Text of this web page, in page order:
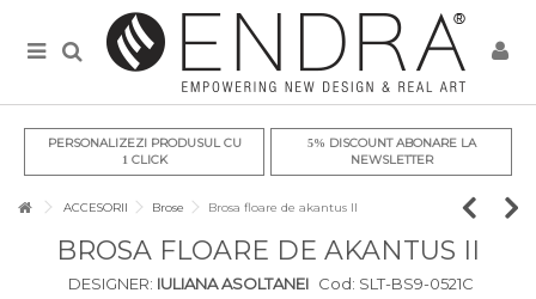
PERSONALIZEZI PRODUSUL CU
1CLICK
5% DISCOUNT ABONARE LA
NEWSLETTER
ACCESORII Brose Brosa floare de akantus II
BROSA FLOARE DE AKANTUS II
DESIGNER: IULIANA ASOLTANEI Cod: SLT-BS9-0521C